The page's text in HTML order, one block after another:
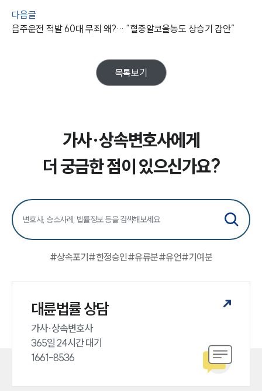
고객후기
업무분야
가사그룹 업무
구성원 소개
가사·상속전문변호사
언론보도
법률 블로그
뉴스레터/브로슈어
대륜법률상담예약
다음글
음주운전 적발 60대 무죄 왜?… “혈중알코올농도 상승기 감안”
목록보기
가사·상속변호사에게
더 궁금한 점이 있으신가요?
#상속포기 #한정승인#유류분#유언#기여분
대륜법률 상담
가사·상속변호사
365일 24시간 대기
1661-8536